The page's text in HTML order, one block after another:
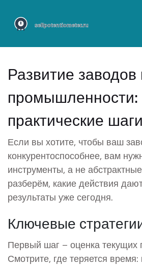
Развитие заводов
промышленности:
практические
Если вы хотите, чтобы ваш
конкурентоспособнее, вам
инструменты, а не
разберём, какие действия
результаты уже сегодня.
Ключевые
Первый шаг – оценка текущих
Смотрите, где теряется